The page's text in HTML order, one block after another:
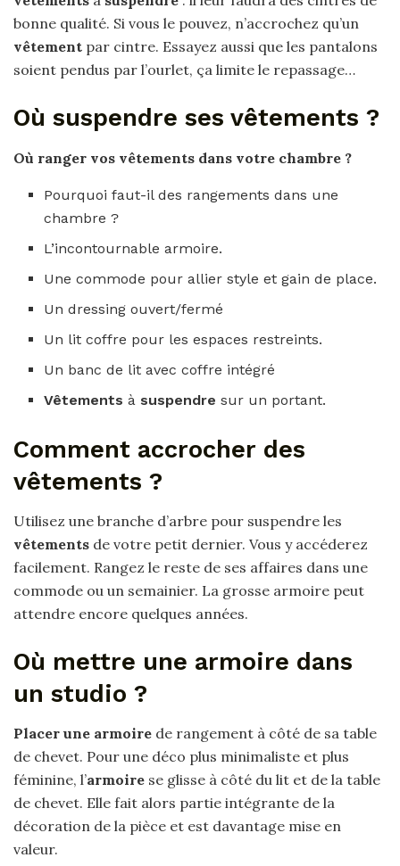
bonne qualité. Si vous le pouvez, n’accrochez qu’un
vêtement par cintre. Essayez aussi que les pantalons
soient pendus par l’ourlet, ça limite le repassage…
Où suspendre ses vêtements ?
Où ranger vos vêtements dans votre chambre ?
Pourquoi faut-il des rangements dans une
chambre ?
L’incontournable armoire.
Une commode pour allier style et gain de place.
Un dressing ouvert/fermé
Un lit coffre pour les espaces restreints.
Un banc de lit avec coffre intégré
Vêtementsà suspendresur un portant.
Comment accrocher des
vêtements ?
Utilisez une branche d’arbre pour suspendre les
vêtements de votre petit dernier. Vous y accéderez
facilement. Rangez le reste de ses affaires dans une
commode ou un semainier. La grosse armoire peut
attendre encore quelques années.
Où mettre une armoire dans
un studio ?
Placer une armoire de rangement à côté de sa table
de chevet. Pour une déco plus minimaliste et plus
féminine, l’armoire se glisse à côté du lit et de la table
de chevet. Elle fait alors partie intégrante de la
décoration de la pièce et est davantage mise en
valeur.